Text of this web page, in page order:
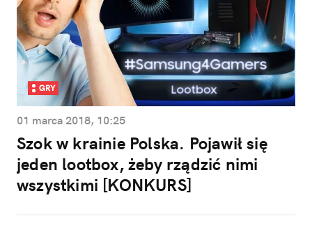
GRY
01 marca 2018, 10:25
Szok w krainie Polska. Pojawił się
jeden lootbox, żeby rządzić nimi
wszystkimi [KONKURS]